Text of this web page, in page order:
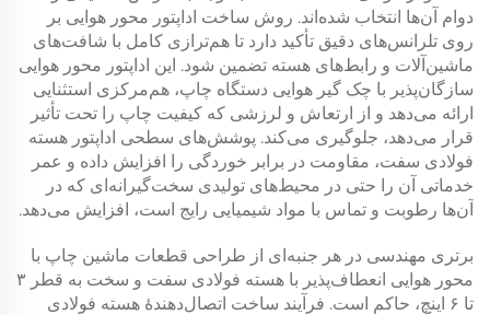
دوام آن‌ها انتخاب شده‌اند. روش ساخت اداپتور محور هوایی بر
روی تلرانس‌های دقیق تأکید دارد تا هم‌ترازی کامل با شافت‌های
ماشین‌آلات و رابط‌های هسته تضمین شود. این اداپتور محور هوایی
سازگان‌پذیر با چک گیر هوایی دستگاه چاپ، هم‌مرکزی استثنایی
ارائه می‌دهد و از ارتعاش و لرزشی که کیفیت چاپ را تحت تأثیر
قرار می‌دهد، جلوگیری می‌کند. پوشش‌های سطحی اداپتور هسته
فولادی سفت، مقاومت در برابر خوردگی را افزایش داده و عمر
خدماتی آن را حتی در محیط‌های تولیدی سخت‌گیرانه‌ای که در
آن‌ها رطوبت و تماس با مواد شیمیایی رایج است، افزایش می‌دهد.
برتری مهندسی در هر جنبه‌ای از طراحی قطعات ماشین چاپ با
محور هوایی انعطاف‌پذیر با هسته فولادی سفت و سخت به قطر ۳
تا ۶ اینچ، حاکم است. فرآیند ساخت اتصال‌دهندهٔ هسته فولادی